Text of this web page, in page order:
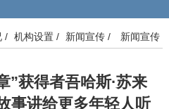
/ 机构设置/ 新闻宣传/ 新闻宣传
”获得者吾哈斯·苏来
事讲给更多年轻人听